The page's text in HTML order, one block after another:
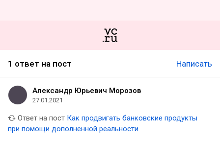
1 ответ на пост Написать
Александр Юрьевич Морозов
27.01.2021
Ответ на пост Как продвигать банковские продукты
при помощи дополненной реальности